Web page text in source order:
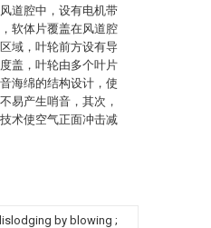
道腔中，设有电机带
软体片覆盖在风道腔
域，叶轮前方设有导
盖，叶轮由多个叶片
海绵的结构设计，使
易产生哨音，其次，
术使空气正面冲击减
by blowing ;